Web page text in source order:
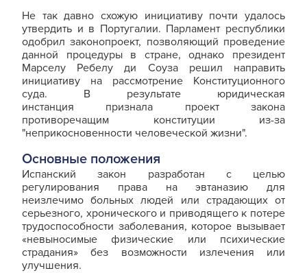
Не так давно схожую инициативу почти удалось
утвердить и в Португалии. Парламент республики
одобрил законопроект, позволяющий проведение
данной процедуры в стране, однако президент
Марселу Ребелу ди Соуза решил направить
инициативу на рассмотрение Конституционного
суда. В результате юридическая
инстанция признала проект закона
противоречащим конституции из-за
"неприкосновенности человеческой жизни".
Основные положения
Испанский закон разработан с целью
регулирования права на эвтаназию для
неизлечимо больных людей или страдающих от
серьезного, хронического и приводящего к потере
трудоспособности заболевания, которое вызывает
«невыносимые физические или психические
страдания» без возможности излечения или
улучшения.